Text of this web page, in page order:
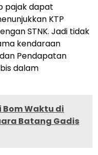
pajak dapat
KTP
STNK. Jadi tidak
kendaraan
Pendapatan
dalam
Waktu di
Batang Gadis